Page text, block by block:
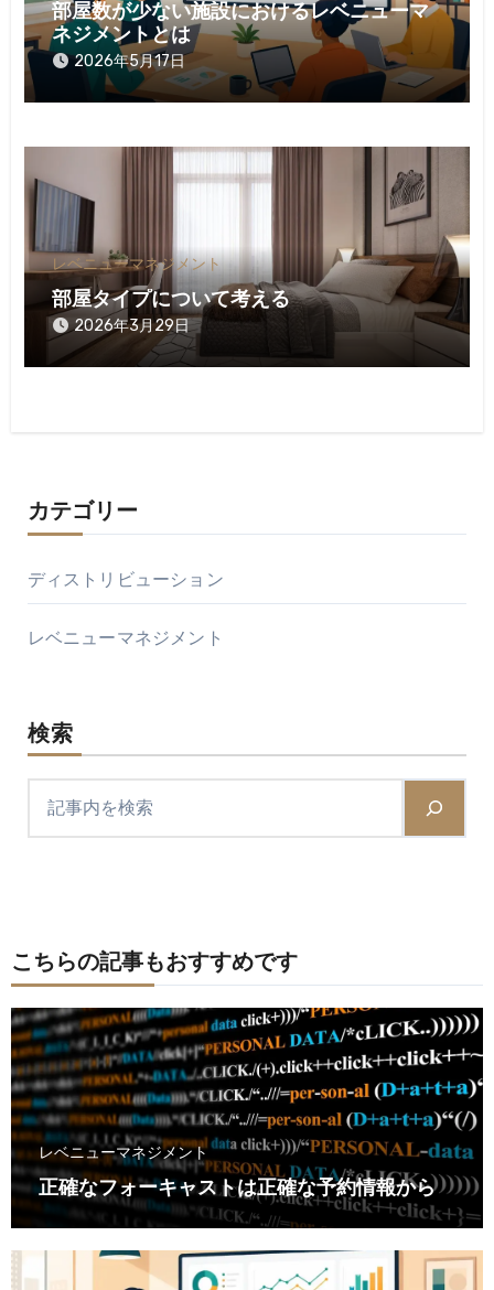
部屋数が少ない施設におけるレベニューマ
ネジメントとは
2026年5月17日
レベニューマネジメント
部屋タイプについて考える
2026年3月29日
カテゴリー
ディストリビューション
レベニューマネジメント
検索
こちらの記事もおすすめです
レベニューマネジメント
正確なフォーキャストは正確な予約情報から